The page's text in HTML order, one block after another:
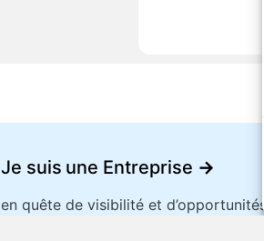
Je suis une Entreprise ->
en quête de visibilité et d’opportunités